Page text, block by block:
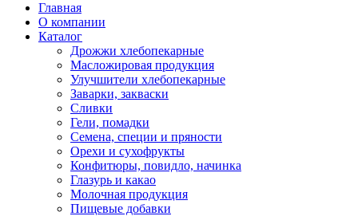
Главная
О компании
Каталог
Дрожжи хлебопекарные
Масложировая продукция
Улучшители хлебопекарные
Заварки, закваски
Сливки
Гели, помадки
Семена, специи и пряности
Орехи и сухофрукты
Конфитюры, повидло, начинка
Глазурь и какао
Молочная продукция
Пищевые добавки